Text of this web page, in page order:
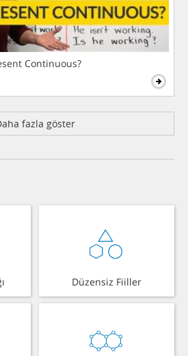
Continuous?
fazla göster
Düzensiz Fiiller